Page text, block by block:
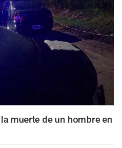
muerte de un hombre en